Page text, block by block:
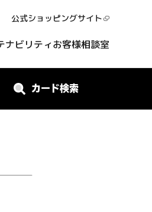
公式ショッピングサイト
ナビリティお客様相談室
カード検索